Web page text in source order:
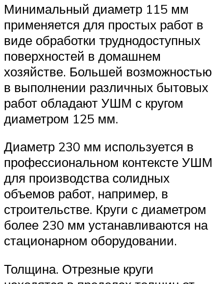
Минимальный диаметр 115 мм
применяется для простых работ в
виде обработки труднодоступных
поверхностей в домашнем
хозяйстве. Большей возможностью
в выполнении различных бытовых
работ обладают УШМ с кругом
диаметром 125 мм.
Диаметр 230 мм используется в
профессиональном контексте УШМ
для производства солидных
объемов работ, например, в
строительстве. Круги с диаметром
более 230 мм устанавливаются на
стационарном оборудовании.
Толщина. Отрезные круги